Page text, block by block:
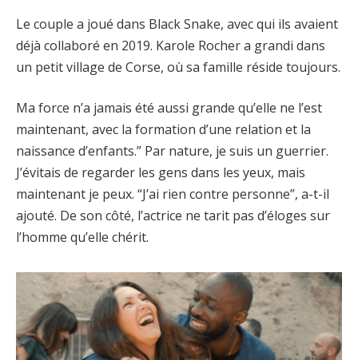
Le couple a joué dans Black Snake, avec qui ils avaient
déjà collaboré en 2019. Karole Rocher a grandi dans
un petit village de Corse, où sa famille réside toujours.
Ma force n’a jamais été aussi grande qu’elle ne l’est
maintenant, avec la formation d’une relation et la
naissance d’enfants.” Par nature, je suis un guerrier.
J’évitais de regarder les gens dans les yeux, mais
maintenant je peux. “J’ai rien contre personne”, a-t-il
ajouté. De son côté, l’actrice ne tarit pas d’éloges sur
l’homme qu’elle chérit.